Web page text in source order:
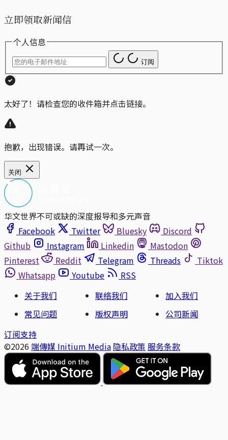
立即领取新闻信
个人信息
订阅
太好了！请检查您的收件箱并点击链接。
抱歉，出现错误。请再试一次。
关闭
华文世界不可或缺的深度报导和多元声音
Facebook
Twitter Bluesky
Discord
Github
Instagram Linkedin
Mastodon
Pinterest
Reddit Telegram Threads
Tiktok
Whatsapp
Youtube
RSS
关于我们
联络我们
加入我们
常见问题
版权声明
公司新闻
订阅支持
©2026 端傳媒 Initium Media 隐私政策 服务条款